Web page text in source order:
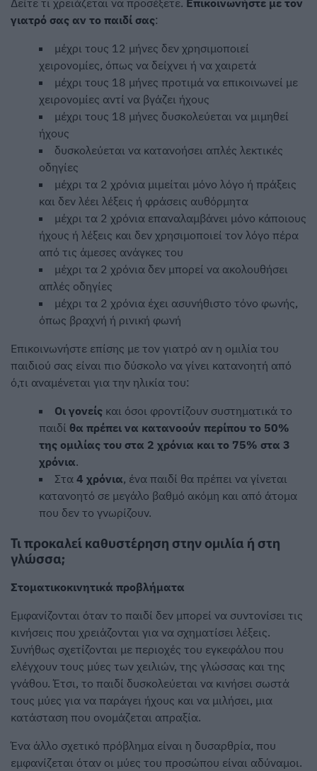
γιατρό σας αν το παιδί σας:
μέχρι τους 12 μήνες δεν χρησιμοποιεί
χειρονομίες, όπως να δείχνει ή να χαιρετά
μέχρι τους 18 μήνες προτιμά να επικοινωνεί με
χειρονομίες αντί να βγάζει ήχους
μέχρι τους 18 μήνες δυσκολεύεται να μιμηθεί
ήχους
δυσκολεύεται να κατανοήσει απλές λεκτικές
οδηγίες
μέχρι τα 2 χρόνια μιμείται μόνο λόγο ή πράξεις
και δεν λέει λέξεις ή φράσεις αυθόρμητα
μέχρι τα 2 χρόνια επαναλαμβάνει μόνο κάποιους
ήχους ή λέξεις και δεν χρησιμοποιεί τον λόγο πέρα
από τις άμεσες ανάγκες του
μέχρι τα 2 χρόνια δεν μπορεί να ακολουθήσει
απλές οδηγίες
μέχρι τα 2 χρόνια έχει ασυνήθιστο τόνο φωνής,
όπως βραχνή ή ρινική φωνή
Επικοινωνήστε επίσης με τον γιατρό αν η ομιλία του
παιδιού σας είναι πιο δύσκολο να γίνει κατανοητή από
ό,τι αναμένεται για την ηλικία του:
Οι γονείς και όσοι φροντίζουν συστηματικά το
παιδί θα πρέπει να κατανοούν περίπου το 50%
της ομιλίας του στα 2 χρόνια και το 75% στα 3
χρόνια.
Στα 4 χρόνια, ένα παιδί θα πρέπει να γίνεται
κατανοητό σε μεγάλο βαθμό ακόμη και από άτομα
που δεν το γνωρίζουν.
Τι προκαλεί καθυστέρηση στην ομιλία ή στη
γλώσσα;
Στοματικοκινητικά προβλήματα
Εμφανίζονται όταν το παιδί δεν μπορεί να συντονίσει τις
κινήσεις που χρειάζονται για να σχηματίσει λέξεις.
Συνήθως σχετίζονται με περιοχές του εγκεφάλου που
ελέγχουν τους μύες των χειλιών, της γλώσσας και της
γνάθου. Έτσι, το παιδί δυσκολεύεται να κινήσει σωστά
τους μύες για να παράγει ήχους και να μιλήσει, μια
κατάσταση που ονομάζεται απραξία.
Ένα άλλο σχετικό πρόβλημα είναι η δυσαρθρία, που
εμφανίζεται όταν οι μύες του προσώπου είναι αδύναμοι.